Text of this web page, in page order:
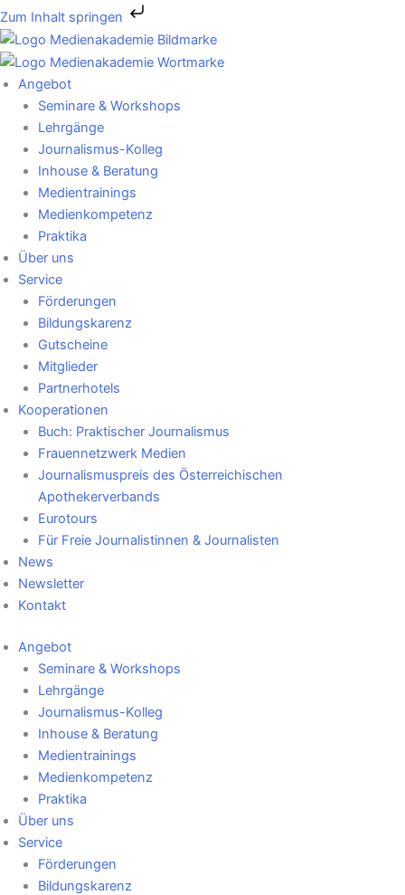
Zum Inhalt springen
Zum
Inhalt
springen
Angebot
Seminare & Workshops
Lehrgänge
Journalismus-Kolleg
Inhouse & Beratung
Medientrainings
Medienkompetenz
Praktika
Über uns
Service
Förderungen
Bildungskarenz
Gutscheine
Mitglieder
Partnerhotels
Kooperationen
Buch: Praktischer Journalismus
Frauennetzwerk Medien
Journalismuspreis des Österreichischen
Apothekerverbands
Eurotours
Für Freie Journalistinnen & Journalisten
News
Newsletter
Kontakt
Angebot
Seminare & Workshops
Lehrgänge
Journalismus-Kolleg
Inhouse & Beratung
Medientrainings
Medienkompetenz
Praktika
Über uns
Service
Förderungen
Bildungskarenz